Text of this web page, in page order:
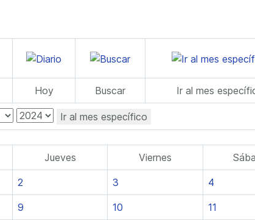
Hoy Buscar Ir al mes
Ir al mes específico
Jueves Viernes
2 3 4
9 10 11